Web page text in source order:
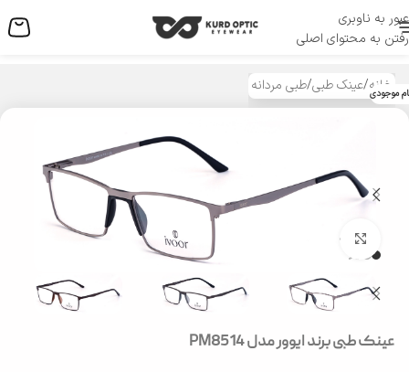
عبور به ناوبری
رفتن به محتوای اصلی
منو
خانه/عینک طبی/طبی مردانه موجودی
بزرگنمایی تصویر
عینک طبی برند ایوور مدل PM8514